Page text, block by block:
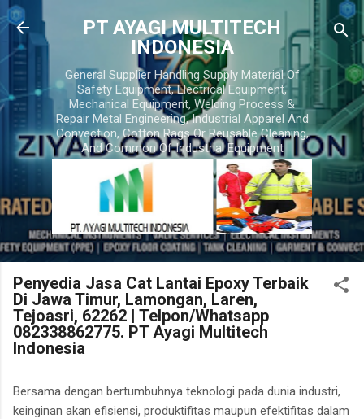
Skip to main content
PT AYAGI MULTITECH
INDONESIA
General Supplier Handling Supply Material Of
Safety Equipment, Electrical Equipment,
Mechanical Equipment, Welding Process &
Repair Metal Engineering, Industrial Apparel And
Convection, Cotton Rags Or Reusable Cleaning,
And Common Of Industrial Equipment
Penyedia Jasa Cat Lantai Epoxy Terbaik
Di Jawa Timur, Lamongan, Laren,
Tejoasri, 62262 | Telpon/Whatsapp
082338862775. PT Ayagi Multitech
Indonesia
Bersama dengan bertumbuhnya teknologi pada dunia industri,
keinginan akan efisiensi, produktifitas maupun efektifitas dalam